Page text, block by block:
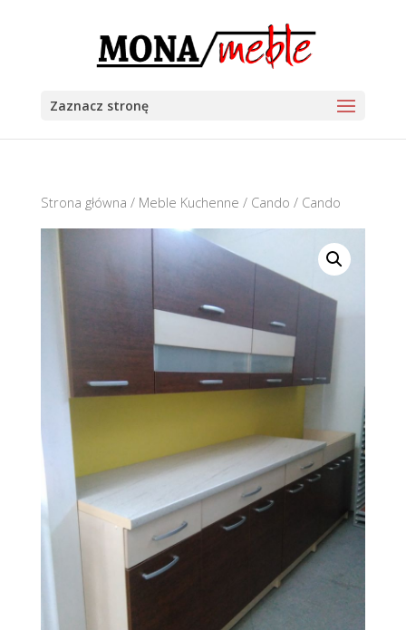
Zaznacz stronę
Strona główna / Meble Kuchenne / Cando / Cando